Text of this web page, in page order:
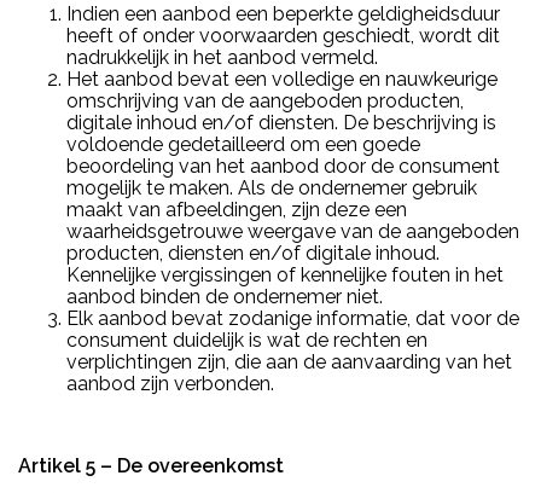
Indien een aanbod een beperkte geldigheidsduur
heeft of onder voorwaarden geschiedt, wordt dit
nadrukkelijk in het aanbod vermeld.
Het aanbod bevat een volledige en nauwkeurige
omschrijving van de aangeboden producten,
digitale inhoud en/of diensten. De beschrijving is
voldoende gedetailleerd om een goede
beoordeling van het aanbod door de consument
mogelijk te maken. Als de ondernemer gebruik
maakt van afbeeldingen, zijn deze een
waarheidsgetrouwe weergave van de aangeboden
producten, diensten en/of digitale inhoud.
Kennelijke vergissingen of kennelijke fouten in het
aanbod binden de ondernemer niet.
Elk aanbod bevat zodanige informatie, dat voor de
consument duidelijk is wat de rechten en
verplichtingen zijn, die aan de aanvaarding van het
aanbod zijn verbonden.
Artikel 5 – De overeenkomst